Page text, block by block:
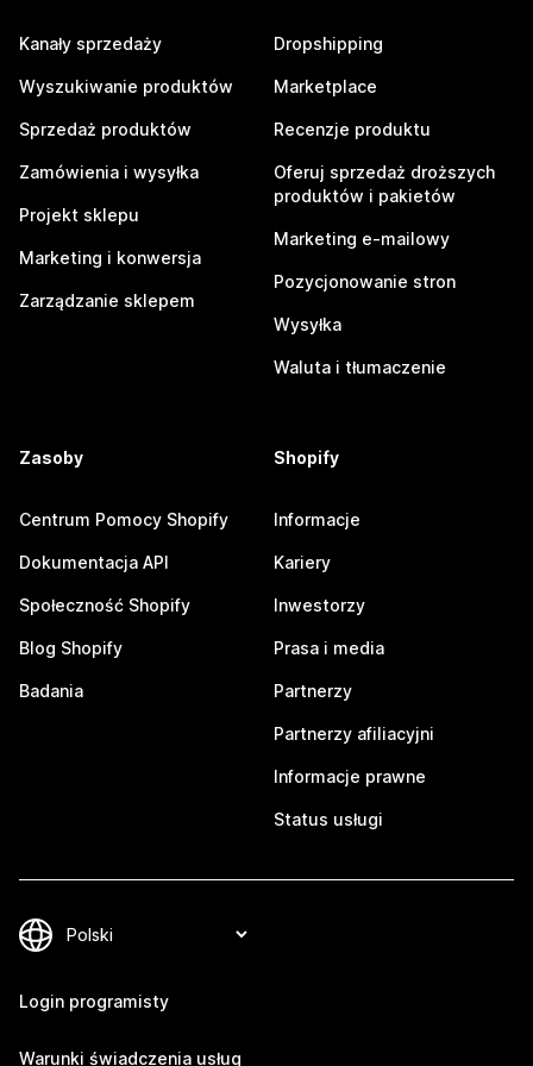
Kanały sprzedaży
Wyszukiwanie produktów
Sprzedaż produktów
Zamówienia i wysyłka
Projekt sklepu
Marketing i konwersja
Zarządzanie sklepem
Dropshipping
Marketplace
Recenzje produktu
Oferuj sprzedaż droższych
produktów i pakietów
Marketing e-mailowy
Pozycjonowanie stron
Wysyłka
Waluta i tłumaczenie
Zasoby
Centrum Pomocy Shopify
Dokumentacja API
Społeczność Shopify
Blog Shopify
Badania
Shopify
Informacje
Kariery
Inwestorzy
Prasa i media
Partnerzy
Partnerzy afiliacyjni
Informacje prawne
Status usługi
Login programisty
Warunki świadczenia usług